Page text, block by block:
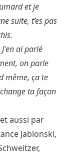
et je
suite, t’es pas
ai parlé
on parle
même, ça te
ta façon
aussi par
Jablonski,
,